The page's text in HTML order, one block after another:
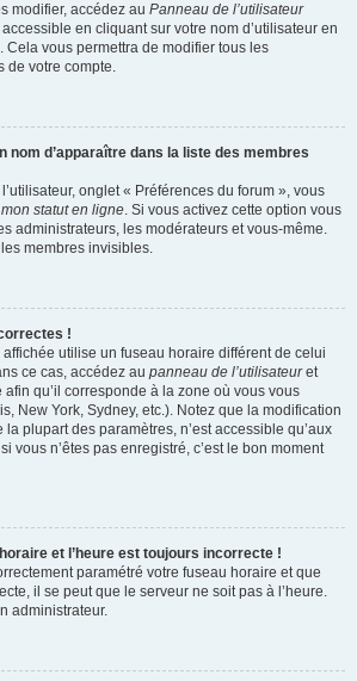
modifier, accédez au Panneau de l’utilisateur
en cliquant sur votre nom d’utilisateur en
Cela vous permettra de modifier tous les
de votre compte.
nom d’apparaître dans la liste des membres
onglet « Préférences du forum », vous
statut en ligne. Si vous activez cette option vous
administrateurs, les modérateurs et vous-même.
membres invisibles.
!
affichée utilise un fuseau horaire différent de celui
ce cas, accédez au panneau de l’utilisateuret
qu’il corresponde à la zone où vous vous
New York, Sydney, etc.). Notez que la modification
plupart des paramètres, n’est accessible qu’aux
vous n’êtes pas enregistré, c’est le bon moment
et l’heure est toujours incorrecte !
paramétré votre fuseau horaire et que
il se peut que le serveur ne soit pas à l’heure.
administrateur.